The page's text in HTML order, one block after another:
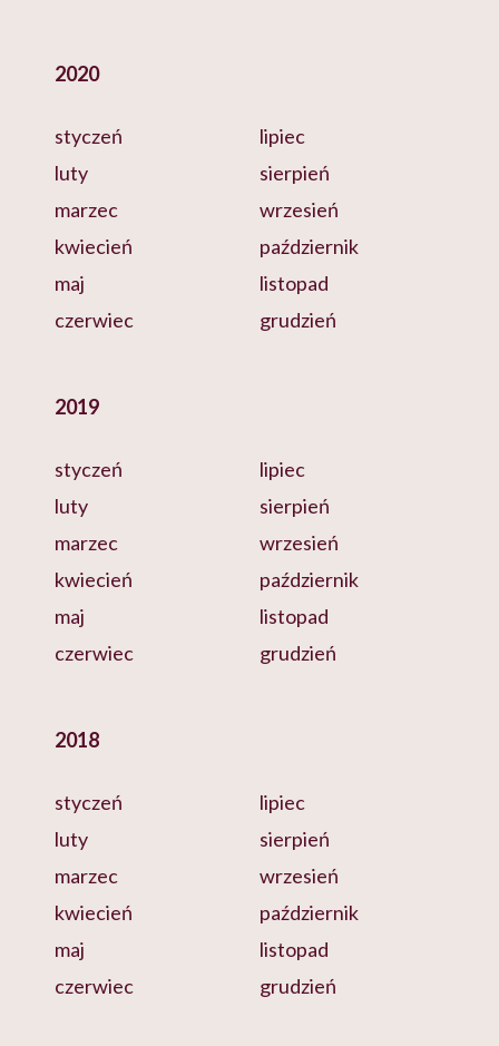
2020
styczeń
luty
marzec
kwiecień
maj
czerwiec
lipiec
sierpień
wrzesień
październik
listopad
grudzień
2019
styczeń
luty
marzec
kwiecień
maj
czerwiec
lipiec
sierpień
wrzesień
październik
listopad
grudzień
2018
styczeń
luty
marzec
kwiecień
maj
czerwiec
lipiec
sierpień
wrzesień
październik
listopad
grudzień